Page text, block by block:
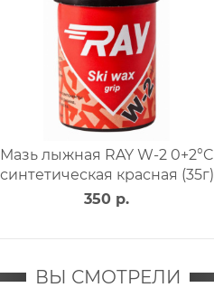
Мазь лыжная RAY W-2 0+2°C
синтетическая красная (35г)
350 р.
ВЫ СМОТРЕЛИ